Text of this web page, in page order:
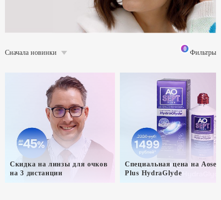
Сначала новинки 0 Фильтры
Скидка на линзы для очков
на 3 дистанции
Специальная цена на
Plus HydraGlyde